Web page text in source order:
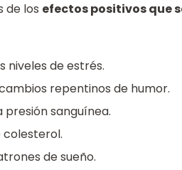
de los efectos positivos que
niveles de estrés.
repentinos de humor.
presión sanguínea.
colesterol.
de sueño.